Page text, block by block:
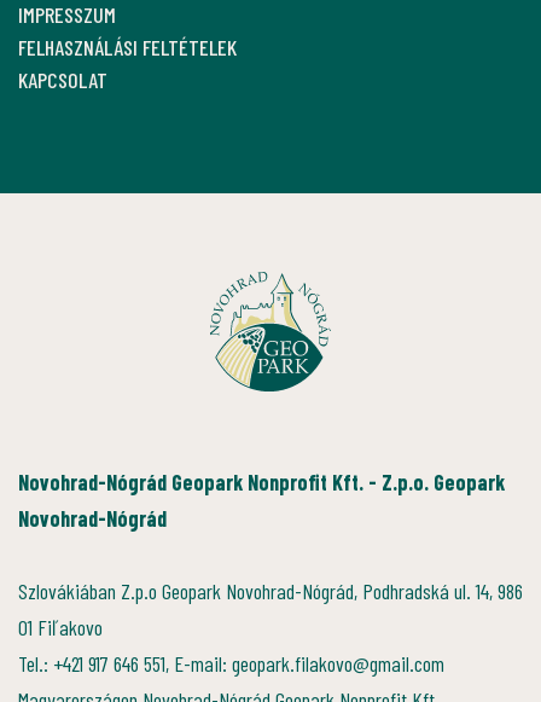
IMPRESSZUM
FELHASZNÁLÁSI FELTÉTELEK
KAPCSOLAT
Novohrad-Nógrád Geopark Nonprofit Kft. - Z.p.o. Geopark
Novohrad-Nógrád
Szlovákiában Z.p.o Geopark Novohrad-Nógrád, Podhradská ul. 14, 986
01 Fiľakovo
Tel.: +421 917 646 551, E-mail: geopark.filakovo@gmail.com